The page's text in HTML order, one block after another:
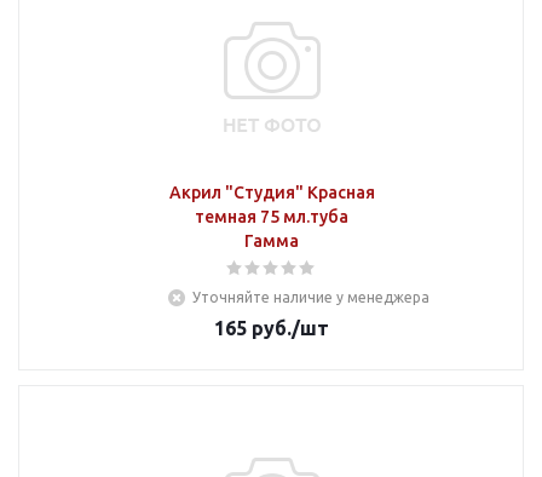
Акрил "Студия" Красная
темная 75 мл.туба
Гамма
Уточняйте наличие у менеджера
165 руб./шт